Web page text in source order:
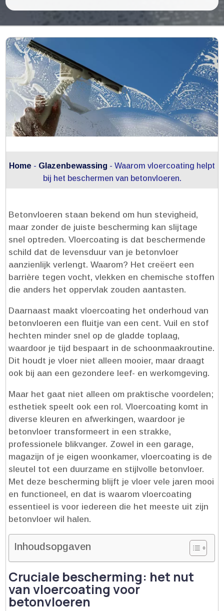
Home - Glazenbewassing - Waarom vloercoating helpt
bij het beschermen van betonvloeren.​
Betonvloeren staan bekend om hun stevigheid,
maar zonder de juiste bescherming kan slijtage
snel optreden.​ Vloercoating is dat beschermende
schild dat de levensduur van je betonvloer
aanzienlijk verlengt.​ Waarom? Het creëert een
barrière tegen vocht, vlekken en chemische stoffen
die anders het oppervlak zouden aantasten.​
Daarnaast maakt vloercoating het onderhoud van
betonvloeren een fluitje van een cent.​ Vuil en stof
hechten minder snel op de gladde toplaag,
waardoor je tijd bespaart in de schoonmaakroutine.​
Dit houdt je vloer niet alleen mooier, maar draagt
ook bij aan een gezondere leef- en werkomgeving.​
Maar het gaat niet alleen om praktische voordelen;
esthetiek speelt ook een rol.​ Vloercoating komt in
diverse kleuren en afwerkingen, waardoor je
betonvloer transformeert in een strakke,
professionele blikvanger.​ Zowel in een garage,
magazijn of je eigen woonkamer, vloercoating is de
sleutel tot een duurzame en stijlvolle betonvloer.​
Met deze bescherming blijft je vloer vele jaren mooi
en functioneel, en dat is waarom vloercoating
essentieel is voor iedereen die het meeste uit zijn
betonvloer wil halen.​
Inhoudsopgaven
Cruciale bescherming: het nut
van vloercoating voor
betonvloeren